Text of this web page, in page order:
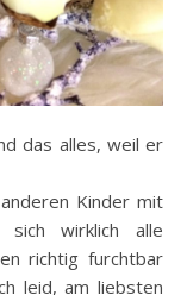
das alles, weil er
Kinder mit
wirklich alle
richtig furchtbar
leid, am liebsten